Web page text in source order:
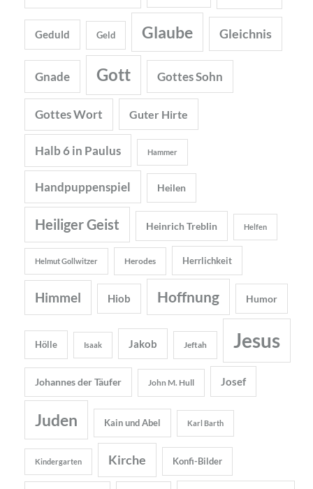
Geduld Geld Glaube Gleichnis
Gnade Gott Gottes Sohn
Gottes Wort Guter Hirte
Halb 6 in Paulus Hammer
Handpuppenspiel Heilen
Heiliger Geist Heinrich Treblin Helfen
Helmut Gollwitzer Herodes Herrlichkeit
Himmel Hiob Hoffnung Humor
Hölle Isaak Jakob Jeftah Jesus
Johannes der Täufer John M. Hull Josef
Juden Kain und Abel Karl Barth
Kindergarten Kirche Konfi-Bilder